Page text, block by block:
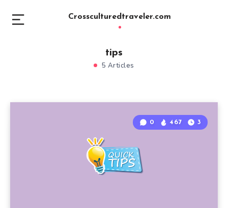
Crossculturedtraveler.com
tips
5 Articles
0 467 3